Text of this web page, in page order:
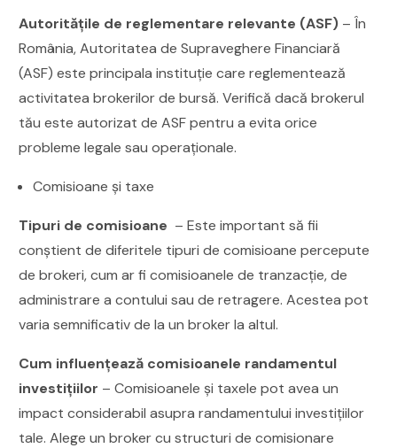
Autoritățile de reglementare relevante (ASF) – În
România, Autoritatea de Supraveghere Financiară
(ASF) este principala instituție care reglementează
activitatea brokerilor de bursă. Verifică dacă brokerul
tău este autorizat de ASF pentru a evita orice
probleme legale sau operaționale.
Comisioane și taxe
Tipuri de comisioane – Este important să fii
conștient de diferitele tipuri de comisioane percepute
de brokeri, cum ar fi comisioanele de tranzacție, de
administrare a contului sau de retragere. Acestea pot
varia semnificativ de la un broker la altul.
Cum influențează comisioanele randamentul
investițiilor – Comisioanele și taxele pot avea un
impact considerabil asupra randamentului investițiilor
tale. Alege un broker cu structuri de comisionare